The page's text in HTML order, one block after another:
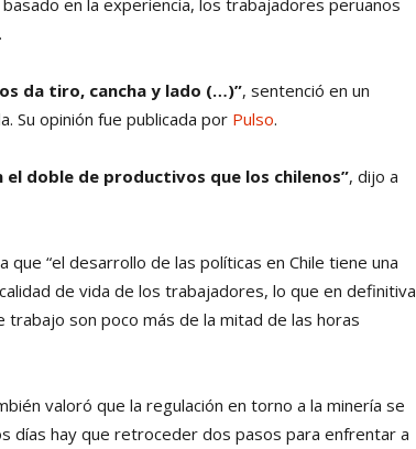
en la experiencia, los trabajadores peruanos
da tiro, cancha y lado (…)”, sentenció en un
Su opinión fue publicada por Pulso.
doble de productivos que los chilenos”, dijo a
“el desarrollo de las políticas en Chile tiene una
de vida de los trabajadores, lo que en definitiva
son poco más de la mitad de las horas
valoró que la regulación en torno a la minería se
días hay que retroceder dos pasos para enfrentar a